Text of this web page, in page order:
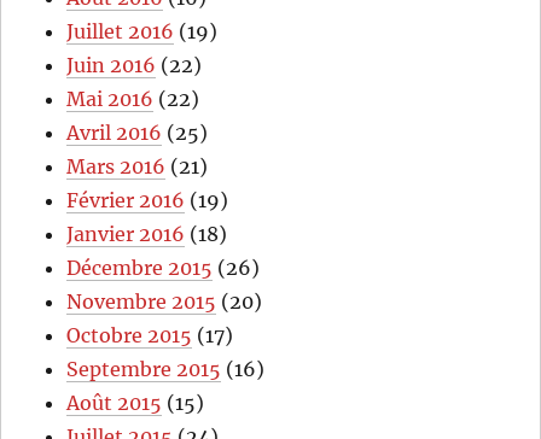
Juillet 2016 (19)
Juin 2016 (22)
Mai 2016 (22)
Avril 2016 (25)
Mars 2016 (21)
Février 2016 (19)
Janvier 2016 (18)
Décembre 2015 (26)
Novembre 2015 (20)
Octobre 2015 (17)
Septembre 2015 (16)
Août 2015 (15)